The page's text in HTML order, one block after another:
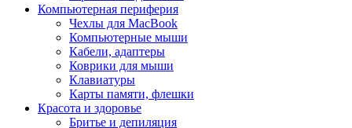
Компьютерная периферия
Чехлы для MacBook
Компьютерные мыши
Кабели, адаптеры
Коврики для мыши
Клавиатуры
Карты памяти, флешки
Красота и здоровье
Бритье и депиляция